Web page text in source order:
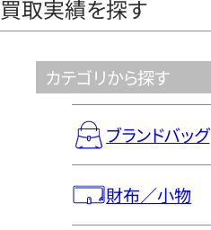
買取実績を探す
カテゴリから探す
ブランドバッグ
財布／小物